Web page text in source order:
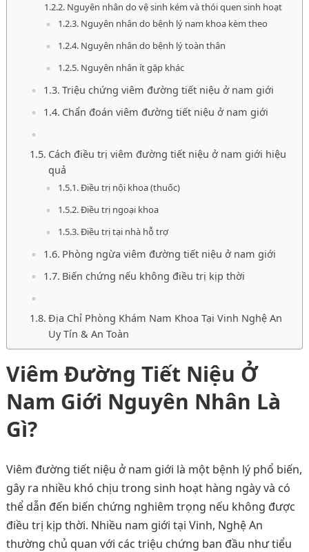
Nguyên nhân do vệ sinh kém và thói quen sinh hoạt
Nguyên nhân do bệnh lý nam khoa kèm theo
Nguyên nhân do bệnh lý toàn thân
Nguyên nhân ít gặp khác
Triệu chứng viêm đường tiết niệu ở nam giới
Chẩn đoán viêm đường tiết niệu ở nam giới
Cách điều trị viêm đường tiết niệu ở nam giới hiệu
quả
Điều trị nội khoa (thuốc)
Điều trị ngoại khoa
Điều trị tại nhà hỗ trợ
Phòng ngừa viêm đường tiết niệu ở nam giới
Biến chứng nếu không điều trị kịp thời
Địa Chỉ Phòng Khám Nam Khoa Tại Vinh Nghệ An
Uy Tín & An Toàn
Viêm Đường Tiết Niệu Ở
Nam Giới Nguyên Nhân Là
Gì?
Viêm đường tiết niệu ở nam giới là một bệnh lý phổ biến,
gây ra nhiều khó chịu trong sinh hoạt hàng ngày và có
thể dẫn đến biến chứng nghiêm trọng nếu không được
điều trị kịp thời. Nhiều nam giới tại Vinh, Nghệ An
thường chủ quan với các triệu chứng ban đầu như tiểu